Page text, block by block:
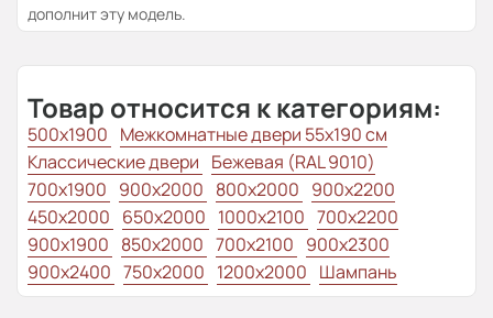
дополнит эту модель.
Товар относится к категориям:
500x1900 Межкомнатные двери 55х190 см
Классические двери Бежевая (RAL 9010)
700x1900 900x2000 800x2000 900x2200
450x2000 650x2000 1000x2100 700x2200
900x1900 850x2000 700x2100 900x2300
900x2400 750x2000 1200x2000 Шампань